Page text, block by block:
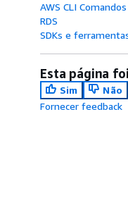
AWS CLI
RDS
SDKs e
Esta página
Sim
Não
Fornecer feedback